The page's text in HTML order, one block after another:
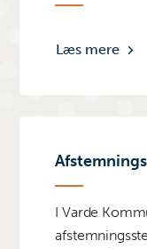
Læs mere
I Varde